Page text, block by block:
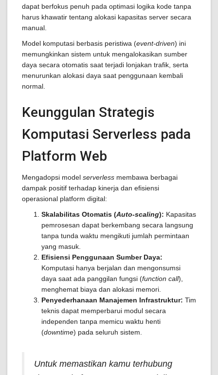
dapat berfokus penuh pada optimasi logika kode tanpa
harus khawatir tentang alokasi kapasitas server secara
manual.
Model komputasi berbasis peristiwa (event-driven) ini
memungkinkan sistem untuk mengalokasikan sumber
daya secara otomatis saat terjadi lonjakan trafik, serta
menurunkan alokasi daya saat penggunaan kembali
normal.
Keunggulan Strategis
Komputasi Serverless pada
Platform Web
Mengadopsi model serverless membawa berbagai
dampak positif terhadap kinerja dan efisiensi
operasional platform digital:
Skalabilitas Otomatis (Auto-scaling): Kapasitas
pemrosesan dapat berkembang secara langsung
tanpa tunda waktu mengikuti jumlah permintaan
yang masuk.
Efisiensi Penggunaan Sumber Daya:
Komputasi hanya berjalan dan mengonsumsi
daya saat ada panggilan fungsi (function call),
menghemat biaya dan alokasi memori.
Penyederhanaan Manajemen Infrastruktur: Tim
teknis dapat memperbarui modul secara
independen tanpa memicu waktu henti
(downtime) pada seluruh sistem.
Untuk memastikan kamu terhubung